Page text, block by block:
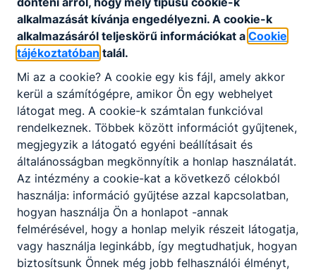
Azoknak a kreatív fiataloknak ajánljuk, akik
szeretnek alkotni. Folyamatos fejlődésre és
változatos munkára vágynak. A jó szakács
egyénisége felismerhető az általa készített
ételben.
KOMPETENCIAELVÁRÁS
Remek ízérzék, nagy terhelhetőség, jó stressztűrő
képesség, kiváló kommunikációs készség, a
szakma és a kollégák iránt tanúsított alázat,
problémamegoldó képesség, kreativitás,
együttműködő képesség.
A SZAKKÉPZETTSÉGGEL RENDELKEZŐ
alkalmazását kívánja engedélyezni. A cookie-k
alkalmazásáról teljeskörű információkat a Cookie
tájékoztatóban talál.
Mi az a cookie? A cookie egy kis fájl, amely akkor
kerül a számítógépre, amikor Ön egy webhelyet
látogat meg. A cookie-k számtalan funkcióval
rendelkeznek. Többek között információt gyűjtenek,
megjegyzik a látogató egyéni beállításait és
általánosságban megkönnyítik a honlap használatát.
Az intézmény a cookie-kat a következő célokból
használja: információ gyűjtése azzal kapcsolatban,
hogyan használja Ön a honlapot -annak
felmérésével, hogy a honlap melyik részeit látogatja,
vagy használja leginkább, így megtudhatjuk, hogyan
biztosítsunk Önnek még jobb felhasználói élményt,